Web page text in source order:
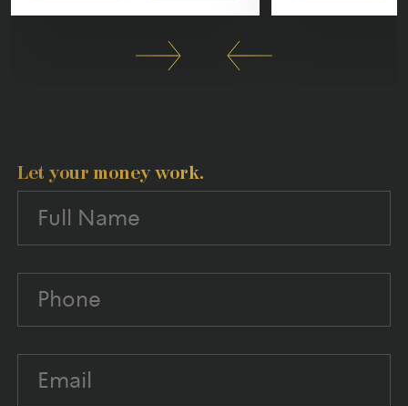
Let your money work.
Full Name (required)
Phone (required)
Email (required)